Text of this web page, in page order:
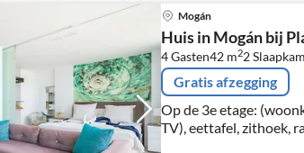
Mogán
Huis in Mogán bij
4 Gasten42 m22
Gratis afzegging
Op de 3e etage:
TV), eettafel, zithoek,